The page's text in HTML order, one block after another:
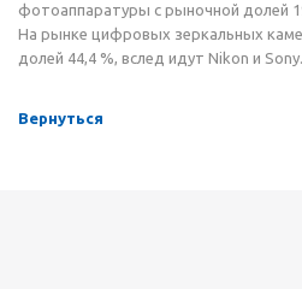
фотоаппаратуры c рыночной долей
На рынке цифровых зеркальных
долей 44,4 %, вслед идут Nikon и Sony.
Вернуться